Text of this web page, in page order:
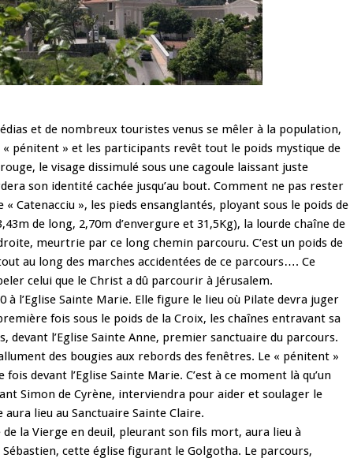
et de nombreux touristes venus se mêler à la population,
pénitent » et les participants revêt tout le poids mystique de
le visage dissimulé sous une cagoule laissant juste
son identité cachée jusqu’au bout. Comment ne pas rester
« Catenacciu », les pieds ensanglantés, ployant sous le poids de
de long, 2,70m d’envergure et 31,5Kg), la lourde chaîne de
meurtrie par ce long chemin parcouru. C’est un poids de
au long des marches accidentées de ce parcours…. Ce
celui que le Christ a dû parcourir à Jérusalem.
à l’Eglise Sainte Marie. Elle figure le lieu où Pilate devra juger
fois sous le poids de la Croix, les chaînes entravant sa
devant l’Eglise Sainte Anne, premier sanctuaire du parcours.
des bougies aux rebords des fenêtres. Le « pénitent »
devant l’Eglise Sainte Marie. C’est à ce moment là qu’un
Simon de Cyrène, interviendra pour aider et soulager le
aura lieu au Sanctuaire Sainte Claire.
de la Vierge en deuil, pleurant son fils mort, aura lieu à
Sébastien, cette église figurant le Golgotha. Le parcours,